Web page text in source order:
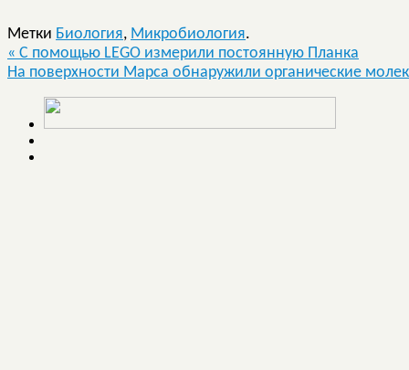
Метки Биология, Микробиология.
« C помощью LEGO измерили постоянную Планка
На поверхности Марса обнаружили органические